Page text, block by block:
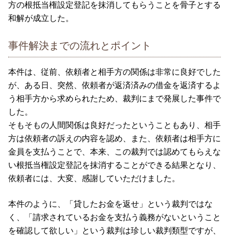
方の根抵当権設定登記を抹消してもらうことを骨子とする
和解が成立した。
事件解決までの流れとポイント
本件は、従前、依頼者と相手方の関係は非常に良好でした
が、ある日、突然、依頼者が返済済みの借金を返済するよ
う相手方から求められたため、裁判にまで発展した事件で
した。
そもそもの人間関係は良好だったということもあり、相手
方は依頼者の訴えの内容を認め、また、依頼者は相手方に
金員を支払うことで、本来、この裁判では認めてもらえな
い根抵当権設定登記を抹消することができる結果となり、
依頼者には、大変、感謝していただけました。
本件のように、「貸したお金を返せ」という裁判ではな
く、「請求されているお金を支払う義務がないということ
を確認して欲しい」という裁判は珍しい裁判類型ですが、